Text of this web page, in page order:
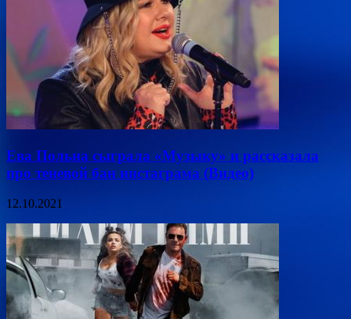
Ева Польна сыграла «Музыку» и рассказала
про теневой бан инстаграма (Видео)
12.10.2021